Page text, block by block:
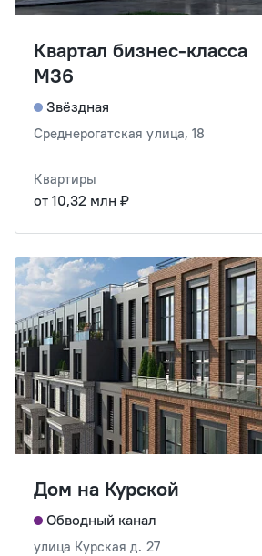
Квартал бизнес-класса
М36
Звёздная
Среднерогатская улица, 18
Квартиры
от 10,32 млн ₽
Дом на Курской
Обводный канал
улица Курская д. 27